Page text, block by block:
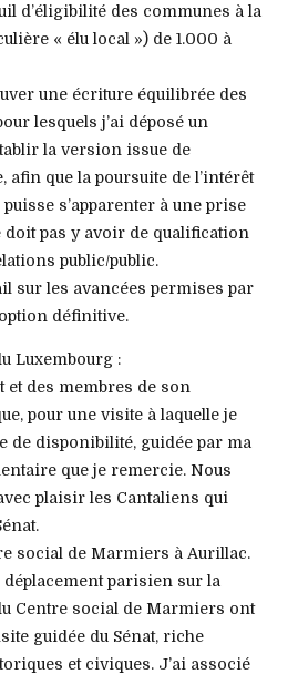
d’éligibilité des communes à la
« élu local ») de 1.000 à
une écriture équilibrée des
lesquels j’ai déposé un
la version issue de
afin que la poursuite de l’intérêt
s’apparenter à une prise
doit pas y avoir de qualification
public/public.
sur les avancées permises par
définitive.
Luxembourg :
et des membres de son
pour une visite à laquelle je
de disponibilité, guidée par ma
que je remercie. Nous
plaisir les Cantaliens qui
social de Marmiers à Aurillac.
parisien sur la
Centre social de Marmiers ont
guidée du Sénat, riche
et civiques. J’ai associé